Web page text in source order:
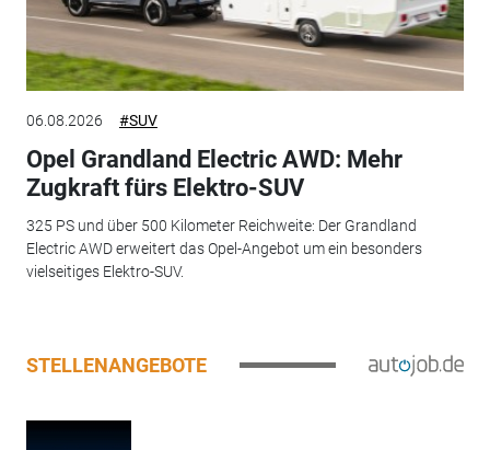
06.08.2026 #SUV
Opel Grandland Electric AWD: Mehr
Zugkraft fürs Elektro-SUV
325 PS und über 500 Kilometer Reichweite: Der Grandland
Electric AWD erweitert das Opel-Angebot um ein besonders
vielseitiges Elektro-SUV.
STELLENANGEBOTE